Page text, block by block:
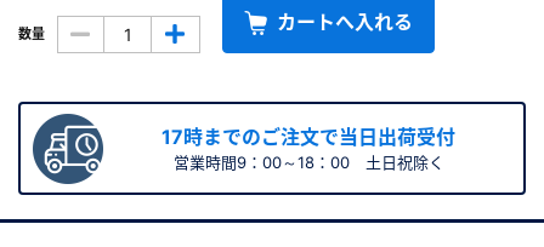
数量 カートへ入れる
17時までのご注文で当日出荷受付
営業時間9：00～18：00 土日祝除く